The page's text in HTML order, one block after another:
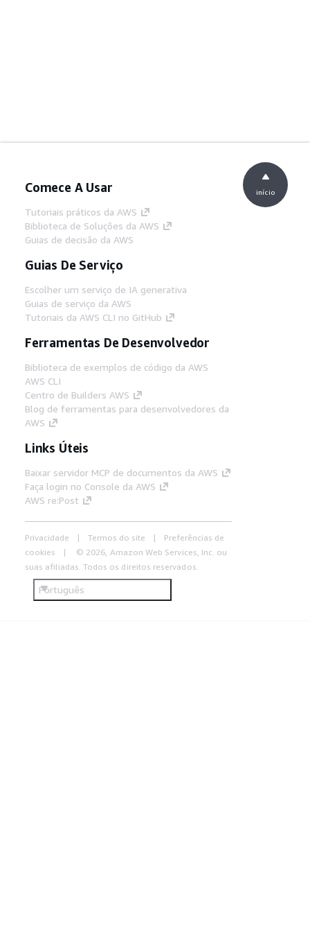
Comece A Usar
Tutoriais práticos da AWS
Biblioteca de Soluções da AWS
Guias de decisão da AWS
Guias De Serviço
Escolher um serviço de IA generativa
Guias de serviço da AWS
Tutoriais da AWS CLI no GitHub
Ferramentas De Desenvolvedor
Biblioteca de exemplos de código da AWS
AWS CLI
Centro de Builders AWS
Blog de ferramentas para desenvolvedores da
AWS
Links Úteis
Baixar servidor MCP de documentos da AWS
Faça login no Console da AWS
AWS re:Post
Privacidade Termos do site
Preferências de
cookies
© 2026, Amazon Web Services, Inc. ou
suas afiliadas. Todos os direitos reservados.
Português
início